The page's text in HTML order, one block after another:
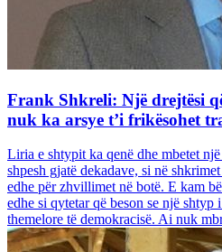
Frank Shkreli: Një drejtësi
nuk ka arsye t’i frikësohet
Liria e shtypit ka qenë dhe mbetet
shpesh gjatë dekadave, si në
edhe për zhvillimet në botë. E kam
edhe si qytetar që beson se një shtyp
themelore të demokracisë. Ai nuk